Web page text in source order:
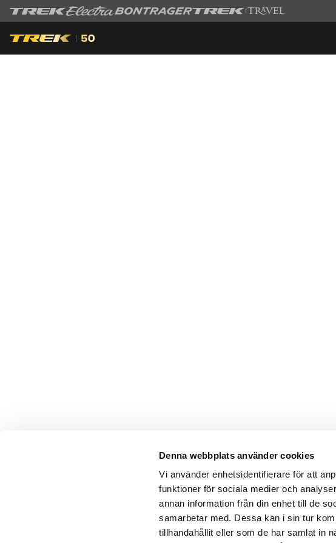
Denna webbplats använder cookies
Vi använder enhetsidentifierare för att
funktioner för sociala medier och
annan information från din enhet till de
samarbetar med. Dessa kan i sin tur
tillhandahållit eller som de har samlat in